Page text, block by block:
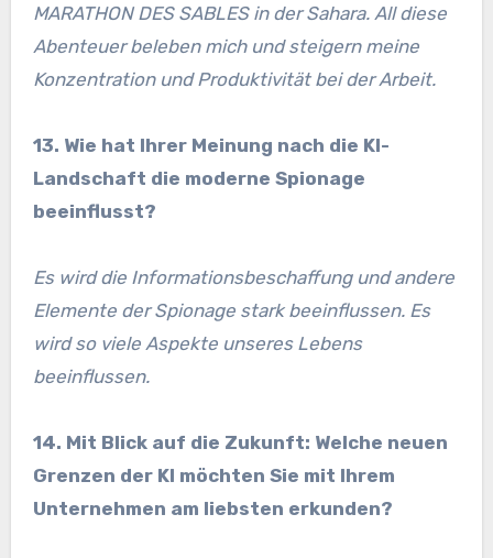
MARATHON DES SABLES in der Sahara. All diese
Abenteuer beleben mich und steigern meine
Konzentration und Produktivität bei der Arbeit.
13. Wie hat Ihrer Meinung nach die KI-
Landschaft die moderne Spionage
beeinflusst?
Es wird die Informationsbeschaffung und andere
Elemente der Spionage stark beeinflussen. Es
wird so viele Aspekte unseres Lebens
beeinflussen.
14. Mit Blick auf die Zukunft: Welche neuen
Grenzen der KI möchten Sie mit Ihrem
Unternehmen am liebsten erkunden?